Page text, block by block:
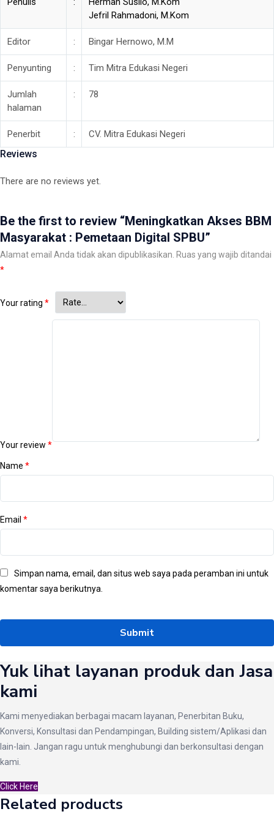
Digital
SPBU
Jefril Rahmadoni, M.Kom
Editor : Bingar Hernowo, M.M
Penyunting : Tim Mitra Edukasi Negeri
Jumlah
halaman
: 78
Penerbit : CV. Mitra Edukasi Negeri
Reviews
There are no reviews yet.
Be the first to review “Meningkatkan Akses BBM
Masyarakat : Pemetaan Digital SPBU”
Alamat email Anda tidak akan dipublikasikan. Ruas yang wajib ditandai
*
Your rating *
Your review *
Name *
Email *
Simpan nama, email, dan situs web saya pada peramban ini untuk
komentar saya berikutnya.
Yuk lihat layanan produk dan Jasa
kami
Kami menyediakan berbagai macam layanan, Penerbitan Buku,
Konversi, Konsultasi dan Pendampingan, Building sistem/Aplikasi dan
lain-lain. Jangan ragu untuk menghubungi dan berkonsultasi dengan
kami.
Click Here
Related products